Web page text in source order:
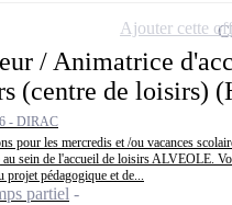
/ Animatrice
(centre de loisirs)
- DIRAC
pour les mercredis et /ou vacances
sein de l'accueil de loisirs ALVEOLE.
projet pédagogique et de...
partiel
Ajouter cette